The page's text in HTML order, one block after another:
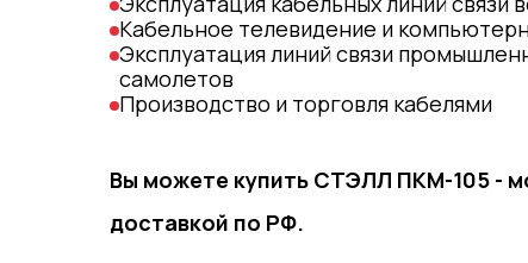
Кабельное телевидение и
Эксплуатация линий связи
самолетов
Производство и торговля кабелями
Вы можете купить СТЭЛЛ ПКМ-105 -
доставкой по РФ.